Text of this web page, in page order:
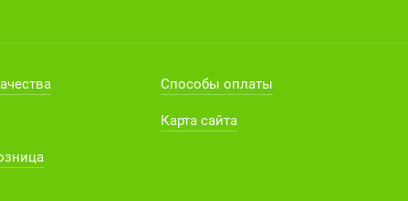
Способы оплаты
Карта сайта